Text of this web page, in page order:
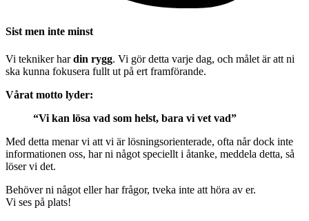
Sist men inte minst
Vi tekniker hardin rygg. Vi gör detta varje dag, och målet är att ni
ska kunna fokusera fullt ut på ert framförande.
Vårat motto lyder:
“Vi kan lösa vad som helst, bara vi vet vad”
Med detta menar vi att vi är lösningsorienterade, ofta når dock inte
informationen oss, har ni något speciellt i åtanke, meddela detta, så
löser vi det.
Behöver ni något eller har frågor, tveka inte att höra av er.
Vi ses på plats!